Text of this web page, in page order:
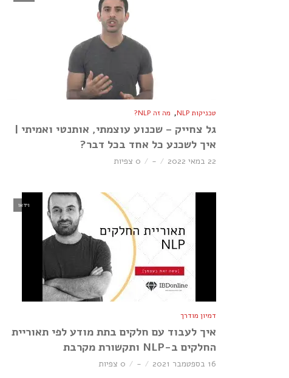
טכניקות NLP , מה זה NLP?
גל צחייק – שכנוע עוצמתי, אותנטי ואמיתי |
איך לשכנע כל אחד בכל דבר?
22 במאי 2022 - 0 צפיות
וידאו
דמיון מודרך
איך לעבוד עם חלקים בתת מודע לפי תאוריית
החלקים ב-NLP ותקשורת מקרבת
16 בספטמבר 2021 - 0 צפיות